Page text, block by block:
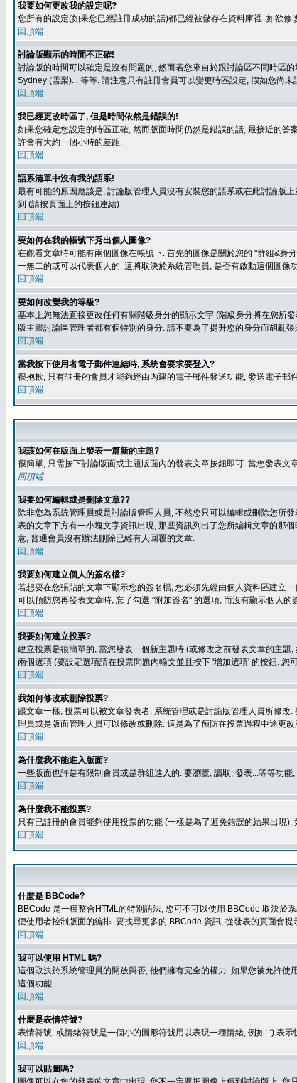
我要如何更改我的設定呢?
您所有的設定(如果您已經註冊成功的話)都已經被儲存在資料庫裡. 如欲修
回頂端
討論版顯示的時間不正確!
討論版的時間可以確定是沒有問題的, 然而若您來自於跟討論區不同時區
Sydney (雪梨)... 等等. 請注意只有註冊會員可以變更時區設定, 假如您尚
回頂端
我已經更改時區了, 但是時間依然是錯誤的!
如果您確定您設定的時區正確, 然而版面時間仍然是錯誤的話, 最接近的
許會有大約一個小時的差距.
回頂端
語系清單中沒有我的語系!
最有可能的原因應該是, 討論版管理人員沒有安裝您的語系或在此討論版
到 (請按頁面上的按鈕連結)
回頂端
要如何在我的帳號下秀出個人圖像?
在觀看文章時可能有兩個圖像在帳號下. 首先的圖像是關於您的 "群組&身
一無二的或可以代表個人的. 這將取決於系統管理員, 是否有啟動這個圖
回頂端
要如何改變我的等級?
基本上您無法直接更改任何有關階級身分的顯示文字 (階級身分將在您所
版主跟討論區管理者都有個特別的身分. 請不要為了提升您的身分而胡亂
回頂端
當我按下使用者電子郵件連結時, 系統會要求要登入?
很抱歉, 只有註冊的會員才能夠經由內建的電子郵件發送功能, 發送電子
回頂端
我該如何在版面上發表一篇新的主題?
很簡單, 只需按下討論版面或主題版面內的發表文章按鈕即可. 當您發表
回頂端
我要如何編輯或是刪除文章??
除非您為系統管理員或是討論版管理人員, 不然您只可以編輯或刪除您所
表的文章下方有一小塊文字資訊出現, 那些資訊列出了您所編輯文章的那
意, 普通會員沒有辦法刪除已經有人回覆的文章.
回頂端
我要如何建立個人的簽名檔?
若想要在您張貼的文章下顯示您的簽名檔, 您必須先經由個人資料區建立
可以預防您再發表文章時, 忘了勾選 "附加簽名" 的選項, 而沒有顯示個人的
回頂端
我要如何建立投票?
建立投票是很簡單的, 當您發表一個新主題時 (或修改之前發表文章的主
兩個選項 (要設定選項請在投票問題內輸文並且按下 '增加選項' 的按鈕.
回頂端
我如何修改或刪除投票?
跟文章一樣, 投票可以被文章發表者, 系統管理或是討論版管理人員所修
理員或是版面管理人員可以修改或刪除. 這是為了預防在投票過程中途更
回頂端
為什麼我不能進入版面?
一些版面也許是有限制會員或是群組進入的. 要瀏覽, 讀取, 發表...等等功
回頂端
為什麼我不能投票?
只有已註冊的會員能夠使用投票的功能 (一樣是為了避免錯誤的結果出現
回頂端
什麼是 BBCode?
BBCode 是一種整合HTML的特別語法, 您可不可以使用 BBCode 取決於
便使用者控制版面的編排. 要找尋更多的 BBCode 資訊, 從發表的頁面會提
回頂端
我可以使用 HTML 嗎?
這個取決於系統管理員的開放與否, 他們擁有完全的權力. 如果您被允許使
這個功能.
回頂端
什麼是表情符號?
表情符號, 或情緒符號是一個小的圖形符號用以表現一種情緒, 例如: :) 表
回頂端
我可以貼圖嗎?